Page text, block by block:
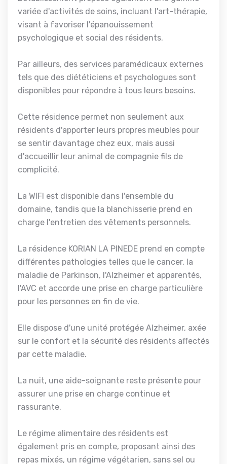
variée d'activités de soins, incluant l'art-thérapie,
visant à favoriser l'épanouissement
psychologique et social des résidents.
Par ailleurs, des services paramédicaux externes
tels que des diététiciens et psychologues sont
disponibles pour répondre à tous leurs besoins.
Cette résidence permet non seulement aux
résidents d'apporter leurs propres meubles pour
se sentir davantage chez eux, mais aussi
d'accueillir leur animal de compagnie fils de
complicité.
La WIFI est disponible dans l'ensemble du
domaine, tandis que la blanchisserie prend en
charge l'entretien des vêtements personnels.
La résidence KORIAN LA PINEDE prend en compte
différentes pathologies telles que le cancer, la
maladie de Parkinson, l'Alzheimer et apparentés,
l'AVC et accorde une prise en charge particulière
pour les personnes en fin de vie.
Elle dispose d'une unité protégée Alzheimer, axée
sur le confort et la sécurité des résidents affectés
par cette maladie.
La nuit, une aide-soignante reste présente pour
assurer une prise en charge continue et
rassurante.
Le régime alimentaire des résidents est
également pris en compte, proposant ainsi des
repas mixés, un régime végétarien, sans sel ou